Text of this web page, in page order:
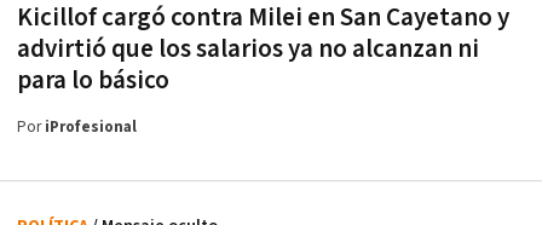
Kicillof cargó contra Milei en San Cayetano y
advirtió que los salarios ya no alcanzan ni
para lo básico
PoriProfesional